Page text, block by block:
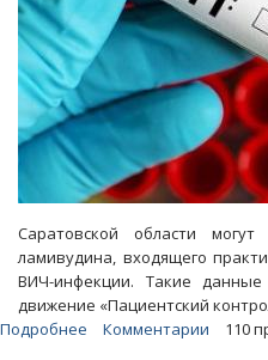
Саратовской области
ламивудина, входящего
ВИЧ-инфекции. Такие данные
движение «Пациентский
Подробнее
Комментарии 110